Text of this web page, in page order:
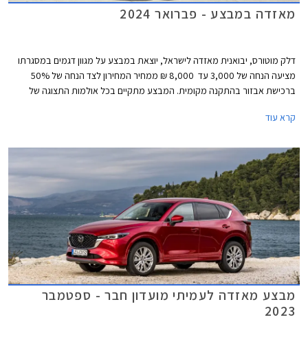
מאזדה במבצע - פברואר 2024
דלק מוטורס, יבואנית מאזדה לישראל, יוצאת במבצע על מגוון דגמים במסגרתו
מציעה הנחה של 3,000 עד 8,000 ₪ ממחיר המחירון לצד הנחה של 50%
ברכישת אבזור בהתקנה מקומית. המבצע מתקיים בכל אולמות התצוגה של
קרא עוד
מבצע מאזדה לעמיתי מועדון חבר - ספטמבר
2023